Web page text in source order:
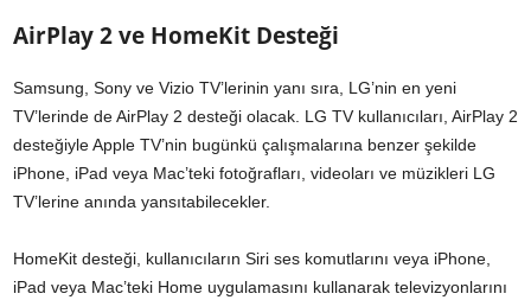
AirPlay 2 ve HomeKit Desteği
Samsung, Sony ve Vizio TV’lerinin yanı sıra, LG’nin en yeni
TV’lerinde de AirPlay 2 desteği olacak. LG TV kullanıcıları, AirPlay 2
desteğiyle Apple TV’nin bugünkü çalışmalarına benzer şekilde
iPhone, iPad veya Mac’teki fotoğrafları, videoları ve müzikleri LG
TV’lerine anında yansıtabilecekler.
HomeKit desteği, kullanıcıların Siri ses komutlarını veya iPhone,
iPad veya Mac’teki Home uygulamasını kullanarak televizyonlarını